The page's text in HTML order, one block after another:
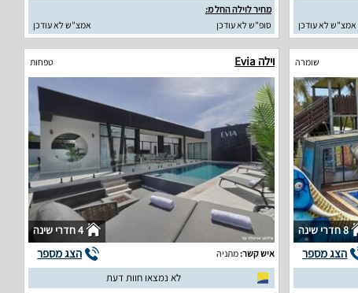
אמצ"ש לא עודכן
מחיר לוילה החל מ:
סופ"ש לא עודכן
אמצ"ש לא עודכן
שומרה
8 חדרי שינה
הצג מספר
וילה Evia טפחות
4 חדרי שינה
איש קשר:מתניה הצג מספר
לא נמצאו חוות דעת